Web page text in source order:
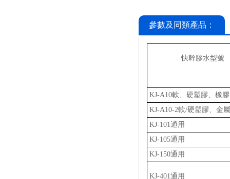
參數及同類產品：
快幹膠水型號
KJ-A10軟、硬塑膠、橡膠
KJ-A10-2軟/硬塑膠、金屬
KJ-101通用
KJ-105通用
KJ-150通用
KJ-401通用